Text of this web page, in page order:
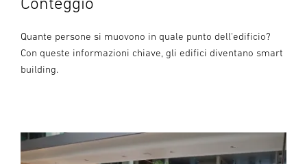
Quante persone si muovono in quale punto dell'edificio?
Con queste informazioni chiave, gli edifici diventano smart
building.